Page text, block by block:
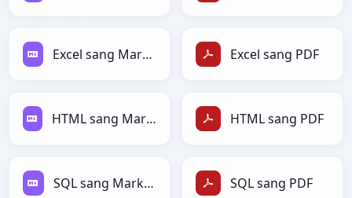
Excel sang Markdown Excel sang PDF
HTML sang Markdown HTML sang PDF
SQL sang Markdown SQL sang PDF